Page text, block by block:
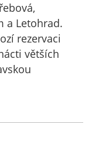
a Letohrad.
rezervaci
větších